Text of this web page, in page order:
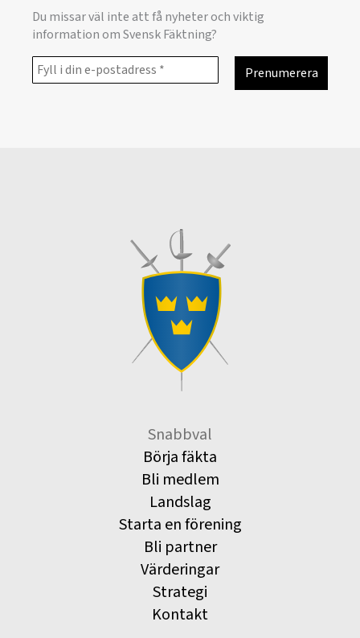
Du missar väl inte att få nyheter och viktig
information om Svensk Fäktning?
Snabbval
Börja fäkta
Bli medlem
Landslag
Starta en förening
Bli partner
Värderingar
Strategi
Kontakt